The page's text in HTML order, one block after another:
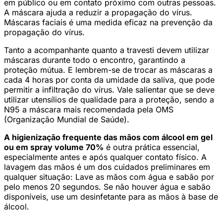
em público ou em contato próximo com outras pessoas.
A máscara ajuda a reduzir a propagação do vírus.
Máscaras faciais é uma medida eficaz na prevenção da
propagação do vírus.
Tanto a acompanhante quanto a travesti devem utilizar
máscaras durante todo o encontro, garantindo a
proteção mútua. E lembrem-se de trocar as máscaras a
cada 4 horas por conta da umidade da saliva, que pode
permitir a infiltração do vírus. Vale salientar que se deve
utilizar utensílios de qualidade para a proteção, sendo a
N95 a máscara mais recomendada pela OMS
(Organização Mundial de Saúde).
A higienização frequente das mãos com álcool em gel
ou em spray volume 70% é outra prática essencial,
especialmente antes e após qualquer contato físico. A
lavagem das mãos é um dos cuidados preliminares em
qualquer situação: Lave as mãos com água e sabão por
pelo menos 20 segundos. Se não houver água e sabão
disponíveis, use um desinfetante para as mãos à base de
álcool.